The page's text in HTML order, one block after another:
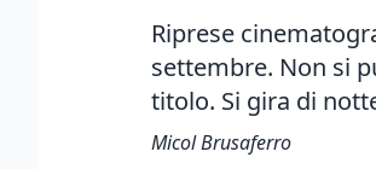
Riprese
settembre. Non si
titolo. Si gira di
Micol Brusaferro